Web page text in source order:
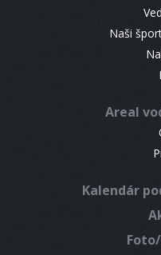
Naši
Areal
Kalendár